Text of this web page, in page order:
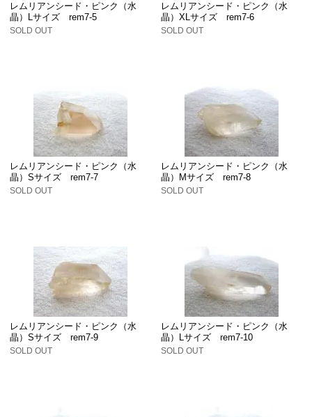
レムリアンシード・ピンク（水
晶）Lサイズ rem7-5
SOLD OUT
レムリアンシード・ピンク（水
晶）XLサイズ rem7-6
SOLD OUT
レムリアンシード・ピンク（水
晶）Sサイズ rem7-7
SOLD OUT
レムリアンシード・ピンク（水
晶）Mサイズ rem7-8
SOLD OUT
レムリアンシード・ピンク（水
晶）Sサイズ rem7-9
SOLD OUT
レムリアンシード・ピンク（水
晶）Lサイズ rem7-10
SOLD OUT